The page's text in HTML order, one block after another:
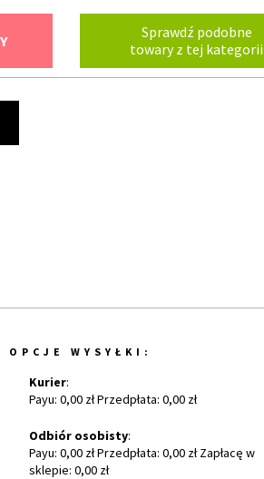
Sprawdź podobne
towary z tej kategorii
OPCJE WYSYŁKI:
Kurier:
Payu: 0,00 zł Przedpłata: 0,00 zł
Odbiór osobisty:
Payu: 0,00 zł Przedpłata: 0,00 zł Zapłacę w
sklepie: 0,00 zł